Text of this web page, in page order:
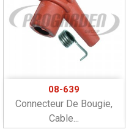
08-639
Connecteur De Bougie,
Cable...